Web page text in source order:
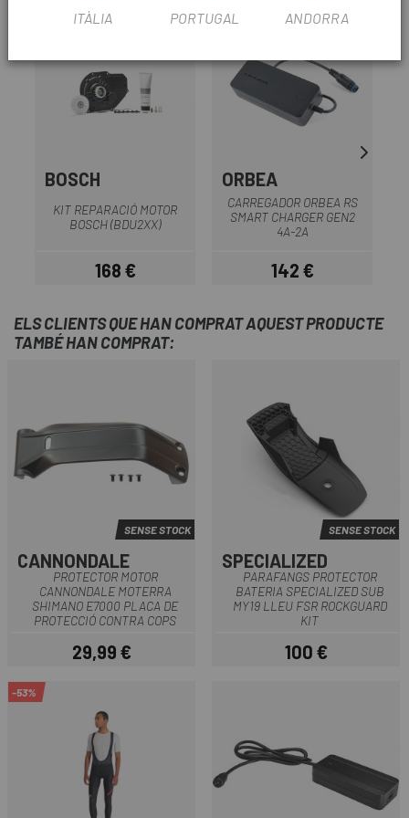
BOSCH
KIT REPARACIÓ MOTOR
BOSCH (BDU2XX)
Preu
168 €
ORBEA
CARREGADOR ORBEA RS
SMART CHARGER GEN2
4A-2A
Preu
142 €
ELS CLIENTS QUE HAN COMPRAT AQUEST PRODUCTE
TAMBÉ HAN COMPRAT:
SENSE STOCK
CANNONDALE
PROTECTOR MOTOR
CANNONDALE MOTERRA
SHIMANO E7000 PLACA DE
PROTECCIÓ CONTRA COPS
Preu
29,99 €
SENSE STOCK
SPECIALIZED
PARAFANGS PROTECTOR
BATERIA SPECIALIZED SUB
MY19 LLEU FSR ROCKGUARD
KIT
Preu
100 €
-53%
ITÀLIA PORTUGAL ANDORRA